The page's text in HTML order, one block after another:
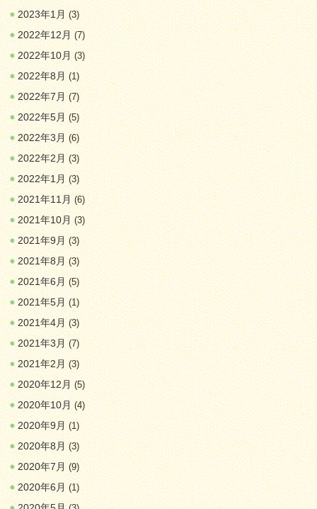
2023年1月(3)
2022年12月(7)
2022年10月(3)
2022年8月(1)
2022年7月(7)
2022年5月(5)
2022年3月(6)
2022年2月(3)
2022年1月(3)
2021年11月(6)
2021年10月(3)
2021年9月(3)
2021年8月(3)
2021年6月(5)
2021年5月(1)
2021年4月(3)
2021年3月(7)
2021年2月(3)
2020年12月(5)
2020年10月(4)
2020年9月(1)
2020年8月(3)
2020年7月(9)
2020年6月(1)